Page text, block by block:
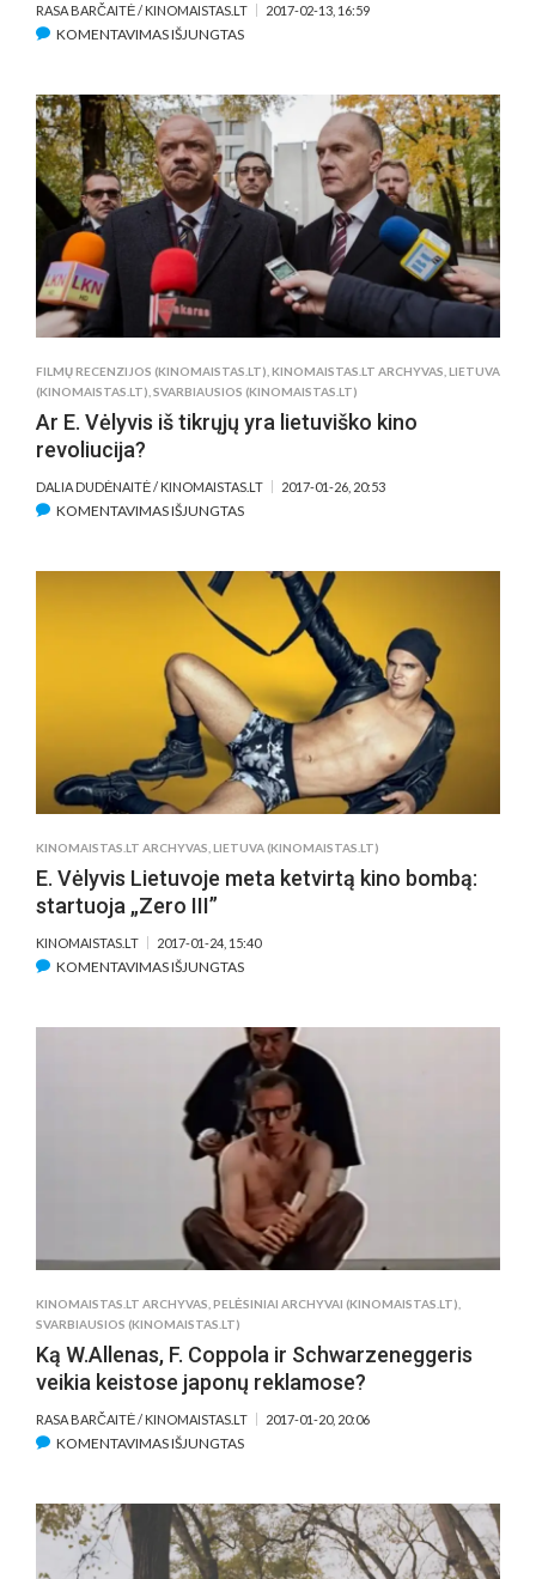
RASA BARČAITĖ / KINOMAISTAS.LT 2017-02-13, 16:59
KOMENTAVIMAS IŠJUNGTASĮRAŠE
PAGAL…
ANIMATORIŲ
MEINARDĄ
VALKEVIČIŲ
FILMŲ RECENZIJOS (KINOMAISTAS.LT) KINOMAISTAS.LT ARCHYVAS LIETUVA
(KINOMAISTAS.LT) SVARBIAUSIOS (KINOMAISTAS.LT)
Ar E. Vėlyvis iš tikrųjų yra lietuviško kino
revoliucija?
DALIA DUDĖNAITĖ / KINOMAISTAS.LT 2017-01-26, 20:53
KOMENTAVIMAS IŠJUNGTASĮRAŠE
VĖLYVIS
TIKRŲJŲ
YRA
LIETUVIŠKO
KINO
REVOLIUCIJA?
KINOMAISTAS.LT ARCHYVAS LIETUVA (KINOMAISTAS.LT)
E. Vėlyvis Lietuvoje meta ketvirtą kino bombą:
startuoja „Zero III”
KINOMAISTAS.LT 2017-01-24, 15:40
KOMENTAVIMAS IŠJUNGTASĮRAŠE
LIETUVOJE
META
KETVIRTĄ
KINO
BOMBĄ:
STARTUOJA
„ZERO
III”
KINOMAISTAS.LT ARCHYVAS,PELĖSINIAI ARCHYVAI (KINOMAISTAS.LT),
SVARBIAUSIOS (KINOMAISTAS.LT)
Ką W.Allenas, F. Coppola ir Schwarzeneggeris
veikia keistose japonų reklamose?
RASA BARČAITĖ / KINOMAISTAS.LT 2017-01-20, 20:06
KOMENTAVIMAS IŠJUNGTASĮRAŠE
F.
COPPOLA
IR